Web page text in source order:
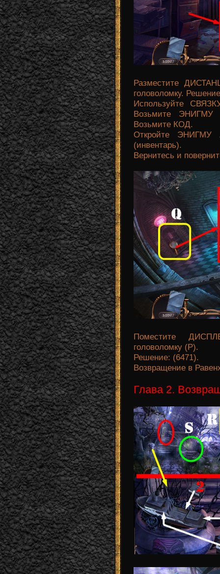
Разместите
головоломку.
Используйте
Возьмите ЭНИГМУ
Возьмите КОД.
Откройте ЭНИГМУ
(инвентарь).
Вернитесь и
Поместите
головоломку (P).
Решение: (6471).
Возвращение в
Глава 2.